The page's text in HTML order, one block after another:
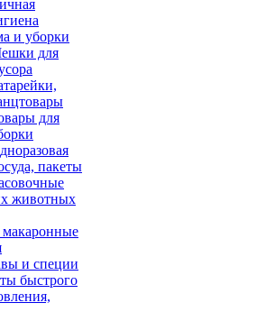
и уборки
для
для
пакеты
животных
и специи
быстрого